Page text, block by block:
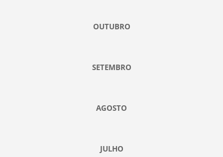
OUTUBRO
SETEMBRO
AGOSTO
JULHO